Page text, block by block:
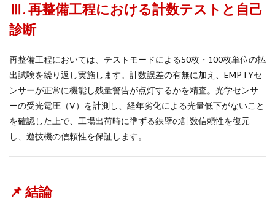
Ⅲ. 再整備工程における計数テストと自己
診断
再整備工程においては、テストモードによる50枚・100枚単位の払
出試験を繰り返し実施します。計数誤差の有無に加え、EMPTYセ
ンサーが正常に機能し残量警告が点灯するかを精査。光学センサ
ーの受光電圧（V）を計測し、経年劣化による光量低下がないこと
を確認した上で、工場出荷時に準ずる鉄壁の計数信頼性を復元
し、遊技機の信頼性を保証します。
📌 結論